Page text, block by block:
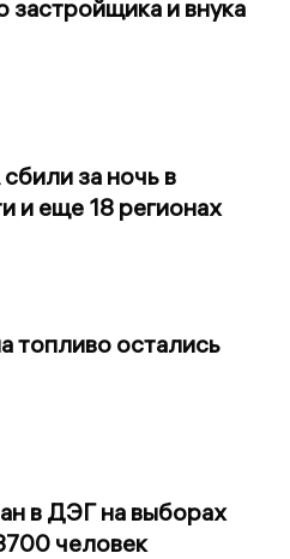
застройщика и внука
за ночь в
и еще 18 регионах
топливо остались
в ДЭГ на выборах
человек